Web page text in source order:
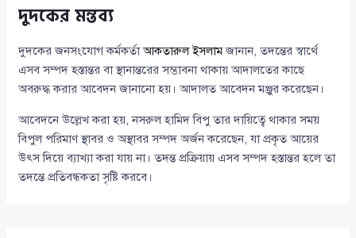
দুদকের মন্তব্য
দুদকের জনসংযোগ কর্মকর্তাআকতারুল ইসলামজানান, তদন্তের স্বার্থে
এসব সম্পদ হস্তান্তর বা স্থানান্তরের সম্ভাবনা থাকায় আদালতের কাছে
অবরুদ্ধ করার আবেদন জানানো হয়। আদালত আবেদন মঞ্জুর করেছেন।
আবেদনে উল্লেখ করা হয়, নসরুল হামিদ বিপু তার দায়িত্বে থাকার সময়
বিপুল পরিমাণ স্থাবর ও অস্থাবর সম্পদ অর্জন করেছেন, যা প্রকৃত আয়ের
উৎস দিয়ে ব্যাখ্যা করা যায় না। তদন্ত প্রক্রিয়ায় এসব সম্পদ হস্তান্তর হলে তা
তদন্তে প্রতিবন্ধকতা সৃষ্টি করবে।